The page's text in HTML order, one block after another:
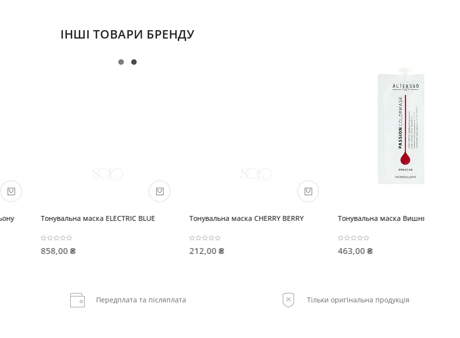
ІНШІ ТОВАРИ БРЕНДУ
Тонувальна маска CHERRY BERRY Тонувальна маска Вишня
Шампунь для блиску волосся з
Передплата та післяплата Тільки оригінальна продукція